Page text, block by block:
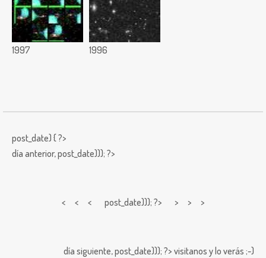
1997 1996
post_date) { ?>
día anterior,post_date))); ?>
< < < post_date))); ?> > > >
día siguiente,post_date))); ?> visitanos y lo verás ;-)